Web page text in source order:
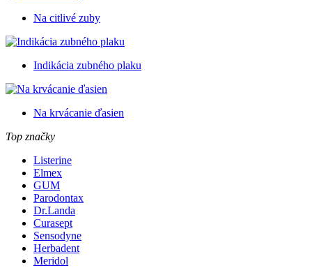
Na citlivé zuby
Indikácia zubného plaku
Na krvácanie ďasien
Top značky
Listerine
Elmex
GUM
Parodontax
Dr.Landa
Curasept
Sensodyne
Herbadent
Meridol